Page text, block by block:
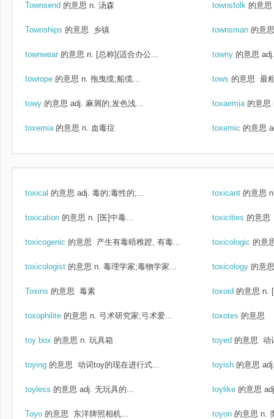
Townsend 的意思 n. 汤森 townsfolk 的意思
Townships 的意思 乡镇 townsman 的意思
townwear 的意思 n. [总称](适合办公... towny 的意思
towrope 的意思 n. 拖曳缆;船缆... tows 的意思 最
towy 的意思 adj. 麻屑的;发色浅... toxaemia 的意思
toxemia 的意思 n. 血毒症 toxemic 的意思
toxical 的意思 adj. 毒的;毒性的;... toxicant 的意思
toxication 的意思 n. [医]中毒... toxicities 的意思
toxicogenic 的意思 产生有毒晤稚蹬, 有毒... toxicologic 的意
toxicologist 的意思 n. 毒理学家;毒物学家... toxicology 的意思
Toxins 的意思 毒素 toxoid 的意思 n.
toxophilite 的意思 n. 弓术研究家;弓术爱... toxotes 的意思
toy box 的意思 n. 玩具箱 toyed 的意思 动
toying 的意思 动词toy的现在进行式... toyish 的意思
toyless 的意思 adj. 无玩具的... toylike 的意思
Toyo 的意思 东洋牌照相机... toyon 的意思 n.